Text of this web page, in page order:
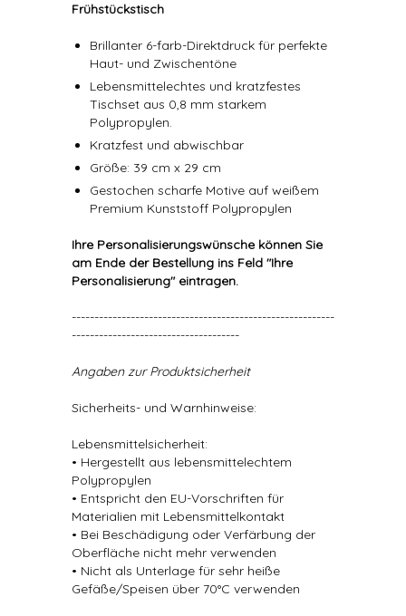
Frühstückstisch
Brillanter 6-farb-Direktdruck für perfekte
Haut- und Zwischentöne
Lebensmittelechtes und kratzfestes
Tischset aus 0,8 mm starkem
Polypropylen.
Kratzfest und abwischbar
Größe: 39 cm x 29 cm
Gestochen scharfe Motive auf weißem
Premium Kunststoff Polypropylen
Ihre Personalisierungswünsche können Sie
am Ende der Bestellung ins Feld "Ihre
Personalisierung" eintragen.
----------------------------------------------------------
-------------------------------------
Angaben zur Produktsicherheit
Sicherheits- und Warnhinweise:
Lebensmittelsicherheit:
• Hergestellt aus lebensmittelechtem
Polypropylen
• Entspricht den EU-Vorschriften für
Materialien mit Lebensmittelkontakt
• Bei Beschädigung oder Verfärbung der
Oberfläche nicht mehr verwenden
• Nicht als Unterlage für sehr heiße
Gefäße/Speisen über 70°C verwenden